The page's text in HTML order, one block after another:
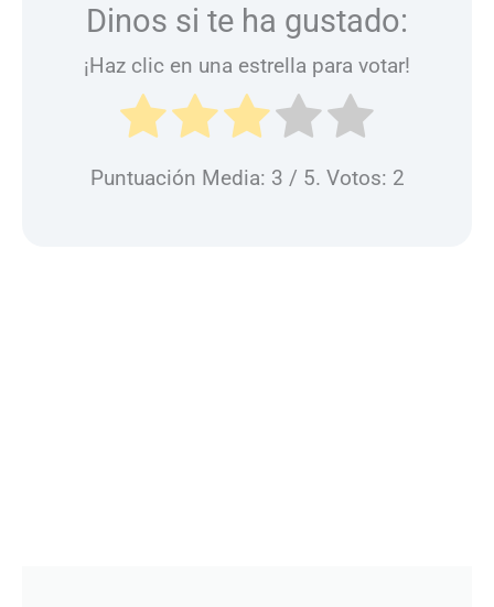
Dinos si te ha gustado:
¡Haz clic en una estrella para votar!
Puntuación Media: 3 / 5. Votos: 2